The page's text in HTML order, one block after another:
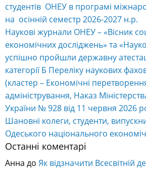
студентів ОНЕУ в програмі
на осінній семестр 2026-2027 н.р.
Наукові журнали ОНЕУ – «Вісник
економічних досліджень» та
успішно пройшли державну
категорії Б Переліку наукових
(кластер – Економічні
адміністрування, Наказ
України № 928 від 11 червня 2026
Шановні колеги, студенти,
Одеського національного
Останні коментарі
Анна до Як відзначити Всесвітній